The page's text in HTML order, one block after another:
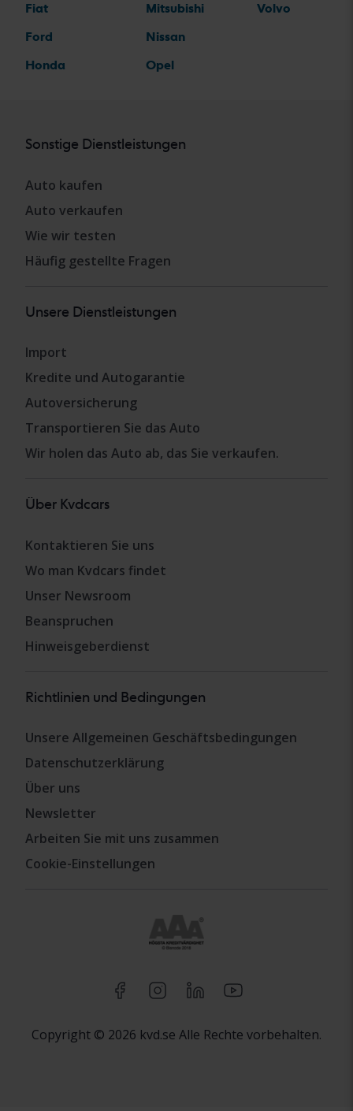
Fiat
Ford
Honda
Mitsubishi
Nissan
Opel
Volvo
Sonstige Dienstleistungen
Auto kaufen
Auto verkaufen
Wie wir testen
Häufig gestellte Fragen
Unsere Dienstleistungen
Import
Kredite und Autogarantie
Autoversicherung
Transportieren Sie das Auto
Wir holen das Auto ab, das Sie verkaufen.
Über Kvdcars
Kontaktieren Sie uns
Wo man Kvdcars findet
Unser Newsroom
Beanspruchen
Hinweisgeberdienst
Richtlinien und Bedingungen
Unsere Allgemeinen Geschäftsbedingungen
Datenschutzerklärung
Über uns
Newsletter
Arbeiten Sie mit uns zusammen
Cookie-Einstellungen
Copyright © 2026 kvd.se Alle Rechte vorbehalten.